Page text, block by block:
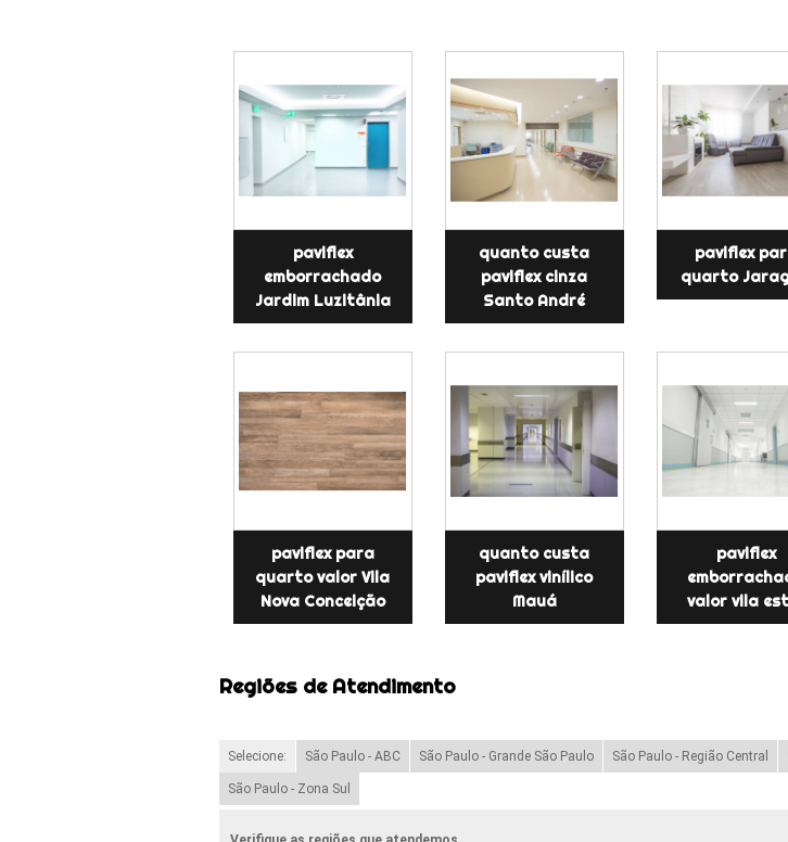
paviflex
emborrachado
Jardim Luzitânia
quanto custa
paviflex cinza
Santo André
paviflex
quarto
paviflex para
quarto valor Vila
Nova Conceição
quanto custa
paviflex vinílico
Mauá
paviflex
valor vila
Regiões de Atendimento
Selecione: São Paulo - ABC São Paulo - Grande São Paulo São Paulo - Região Central
São Paulo - Zona Sul